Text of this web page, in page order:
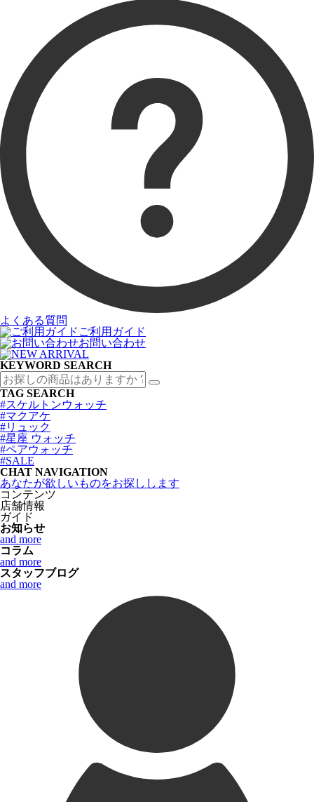
よくある質問
ご利用ガイド
お問い合わせ
KEYWORD SEARCH
TAG SEARCH
#スケルトンウォッチ
#マクアケ
#リュック
#星座 ウォッチ
#ペアウォッチ
#SALE
CHAT NAVIGATION
あなたが欲しいものをお探しします
コンテンツ
店舗情報
ガイド
お知らせ
and more
コラム
and more
スタッフブログ
and more